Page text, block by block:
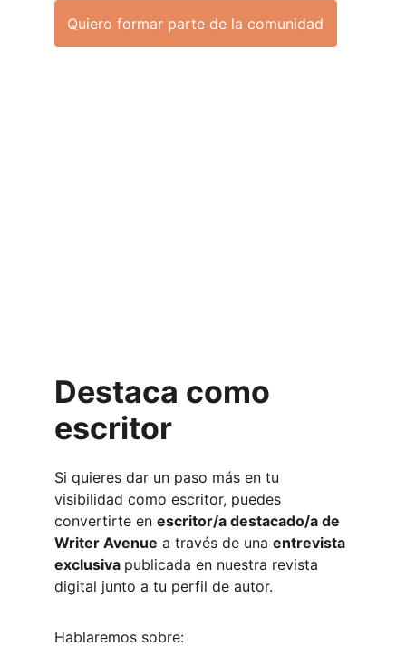
Si quieres dar un paso más en tu
visibilidad como escritor, puedes
convertirte en escritor/a destacado/a de
Writer Avenue a través de una entrevista
exclusiva publicada en nuestra revista
digital junto a tu perfil de autor.
Hablaremos sobre:
Destaca como
escritor
Quiero formar parte de la comunidad